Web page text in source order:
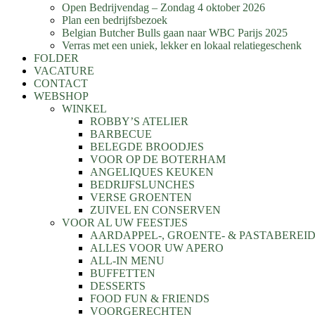
Open Bedrijvendag – Zondag 4 oktober 2026
Plan een bedrijfsbezoek
Belgian Butcher Bulls gaan naar WBC Parijs 2025
Verras met een uniek, lekker en lokaal relatiegeschenk
FOLDER
VACATURE
CONTACT
WEBSHOP
WINKEL
ROBBY’S ATELIER
BARBECUE
BELEGDE BROODJES
VOOR OP DE BOTERHAM
ANGELIQUES KEUKEN
BEDRIJFSLUNCHES
VERSE GROENTEN
ZUIVEL EN CONSERVEN
VOOR AL UW FEESTJES
AARDAPPEL-, GROENTE- &
ALLES VOOR UW APERO
ALL-IN MENU
BUFFETTEN
DESSERTS
FOOD FUN & FRIENDS
VOORGERECHTEN